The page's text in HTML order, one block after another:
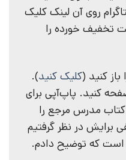
روی آن لینک کلیک
تخفیف خورده را
کنید (کلیک کنید).
کنید. پاپ‌آپی برای
مدرس مرجع را
برایش در نظر گرفتیم
است که توضیح دادم.